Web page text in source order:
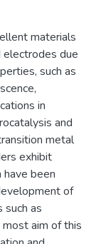
materials
due
such as
in
and
metal
exhibit
been
of
as
aim of this